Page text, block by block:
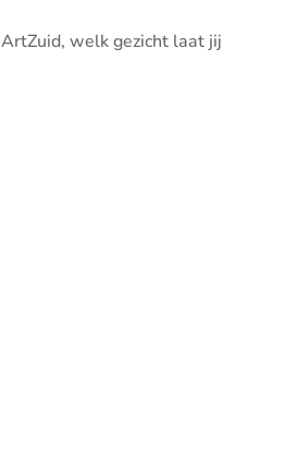
ArtZuid, welk gezicht laat jij